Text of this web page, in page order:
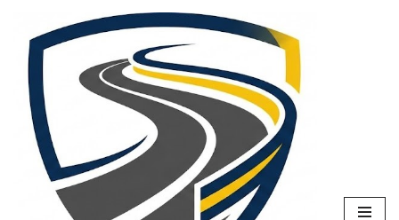
Skip
content